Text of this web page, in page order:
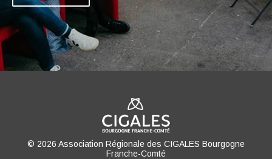
© 2026 Association Régionale des CIGALES Bourgogne
Franche-Comté